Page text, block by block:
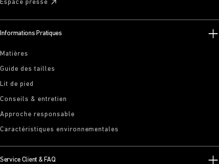
Espace presse
Informations Pratiques
Matières
Guide des tailles
Lit de pied
Conseils & entretien
Approche responsable
Caractéristiques environnementales
Service Client & FAQ